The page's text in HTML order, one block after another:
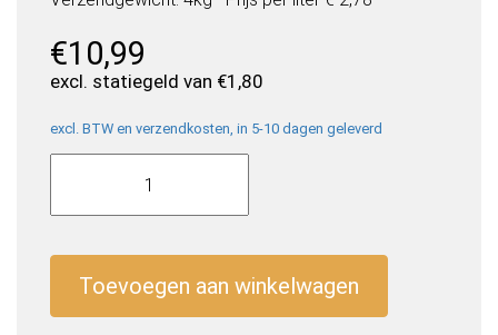
€10,99
excl. statiegeld van €1,80
excl. BTW en verzendkosten, in 5-10 dagen geleverd
Charlie's
Sparkling
x
Toevoegen aan winkelwagen